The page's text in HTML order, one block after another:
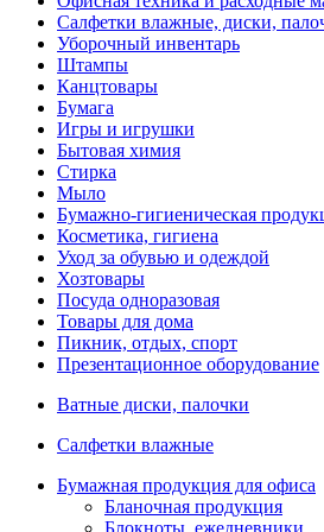
Салфетки влажные, диски,
Уборочный инвентарь
Штампы
Канцтовары
Бумага
Игры и игрушки
Бытовая химия
Стирка
Мыло
Бумажно-гигиеническая
Косметика, гигиена
Уход за обувью и одеждой
Хозтовары
Посуда одноразовая
Товары для дома
Пикник, отдых, спорт
Презентационное оборудование
Ватные диски, палочки
Салфетки влажные
Бумажная продукция для офиса
Бланочная продукция
Блокноты, ежедневники